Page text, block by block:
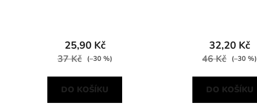
25,90 Kč
37 Kč (–30 %)
DO KOŠÍKU
32,20 Kč
46 Kč (–30 %)
DO KOŠÍKU